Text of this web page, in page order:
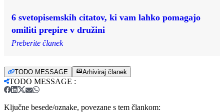
6 svetopisemskih citatov, ki vam lahko pomagajo
omiliti prepire v družini
Preberite članek
TODO MESSAGE Arhiviraj članek
TODO MESSAGE :
Ključne besede/oznake, povezane s tem člankom: